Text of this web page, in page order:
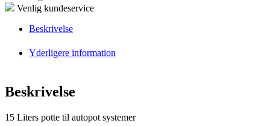
Venlig kundeservice
Beskrivelse
Yderligere information
Beskrivelse
15 Liters potte til autopot systemer